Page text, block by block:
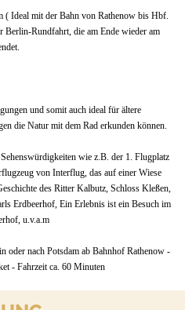
( Ideal mit der Bahn von Rathenow bis Hbf.
Rundfahrt, die am Ende wieder am
und somit auch ideal für ältere
die Natur mit dem Rad erkunden können.
wie z.B. der 1. Flugplatz
von Interflug, das auf einer Wiese
des Ritter Kalbutz, Schloss Kleßen,
Erdbeerhof, Ein Erlebnis ist ein Besuch im
u.v.a.m
oder nach Potsdam ab Bahnhof Rathenow -
- Fahrzeit ca. 60 Minuten